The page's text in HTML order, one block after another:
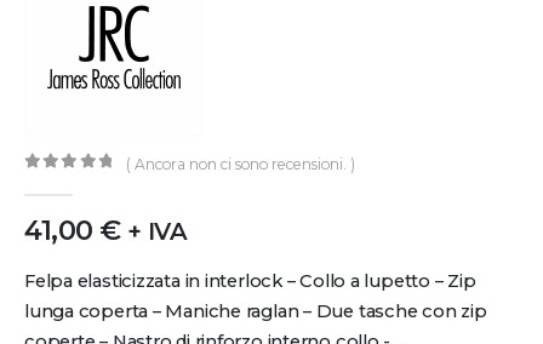
( Ancora non ci sono recensioni. )
41,00 € + IVA
Felpa elasticizzata in interlock – Collo a lupetto – Zip
lunga coperta – Maniche raglan – Due tasche con zip